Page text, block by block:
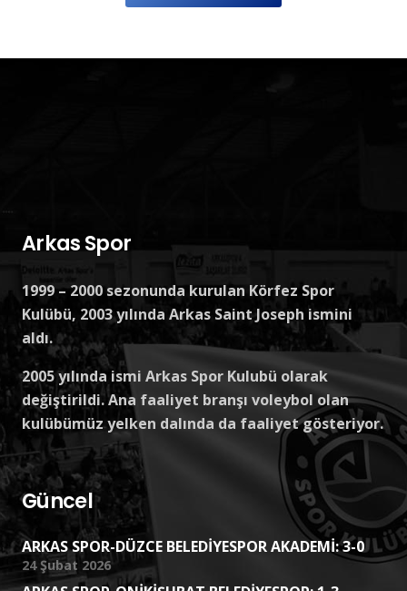
Arkas Spor
1999 – 2000 sezonunda kurulan Körfez Spor
Kulübü, 2003 yılında Arkas Saint Joseph ismini
aldı.
2005 yılında ismi Arkas Spor Kulubü olarak
değiştirildi. Ana faaliyet branşı voleybol olan
kulübümüz yelken dalında da faaliyet gösteriyor.
Güncel
ARKAS SPOR-DÜZCE BELEDİYESPOR AKADEMİ: 3-0
24 Şubat 2026